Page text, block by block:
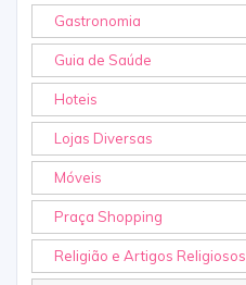
Gastronomia
Guia de Saúde
Hoteis
Lojas Diversas
Móveis
Praça Shopping
Religião e Artigos Religiosos